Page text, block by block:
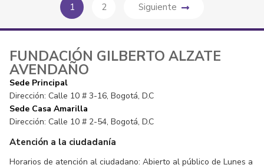
1 2 Siguiente
FUNDACIÓN GILBERTO ALZATE
AVENDAÑO
Sede Principal
Dirección: Calle 10 # 3-16, Bogotá, D.C
Sede Casa Amarilla
Dirección: Calle 10 # 2-54, Bogotá, D.C
Atención a la ciudadanía
Horarios de atención al ciudadano: Abierto al público de Lunes a